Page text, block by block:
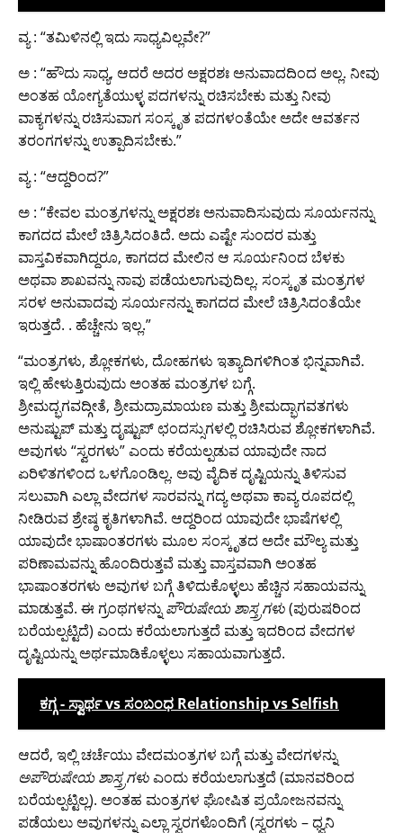
ವ್ಯ : “ತಮಿಳಿನಲ್ಲಿ ಇದು ಸಾಧ್ಯವಿಲ್ಲವೇ?”
ಅ : “ಹೌದು ಸಾಧ್ಯ, ಆದರೆ ಅದರ ಅಕ್ಷರಶಃ ಅನುವಾದದಿಂದ ಅಲ್ಲ. ನೀವು
ಅಂತಹ ಯೋಗ್ಯತೆಯುಳ್ಳ ಪದಗಳನ್ನು ರಚಿಸಬೇಕು ಮತ್ತು ನೀವು
ವಾಕ್ಯಗಳನ್ನು ರಚಿಸುವಾಗ ಸಂಸ್ಕೃತ ಪದಗಳಂತೆಯೇ ಅದೇ ಆವರ್ತನ
ತರಂಗಗಳನ್ನು ಉತ್ಪಾದಿಸಬೇಕು.”
ವ್ಯ : “ಆದ್ದರಿಂದ?”
ಅ : “ಕೇವಲ ಮಂತ್ರಗಳನ್ನು ಅಕ್ಷರಶಃ ಅನುವಾದಿಸುವುದು ಸೂರ್ಯನನ್ನು
ಕಾಗದದ ಮೇಲೆ ಚಿತ್ರಿಸಿದಂತಿದೆ. ಅದು ಎಷ್ಟೇ ಸುಂದರ ಮತ್ತು
ವಾಸ್ತವಿಕವಾಗಿದ್ದರೂ, ಕಾಗದದ ಮೇಲಿನ ಆ ಸೂರ್ಯನಿಂದ ಬೆಳಕು
ಅಥವಾ ಶಾಖವನ್ನು ನಾವು ಪಡೆಯಲಾಗುವುದಿಲ್ಲ. ಸಂಸ್ಕೃತ ಮಂತ್ರಗಳ
ಸರಳ ಅನುವಾದವು ಸೂರ್ಯನನ್ನು ಕಾಗದದ ಮೇಲೆ ಚಿತ್ರಿಸಿದಂತೆಯೇ
ಇರುತ್ತದೆ. . ಹೆಚ್ಚೇನು ಇಲ್ಲ.”
“ಮಂತ್ರಗಳು, ಶ್ಲೋಕಗಳು, ದೋಹಗಳು ಇತ್ಯಾದಿಗಳಿಗಿಂತ ಭಿನ್ನವಾಗಿವೆ.
ಇಲ್ಲಿ ಹೇಳುತ್ತಿರುವುದು ಅಂತಹ ಮಂತ್ರಗಳ ಬಗ್ಗೆ.
ಶ್ರೀಮದ್ಭಗವದ್ಗೀತೆ, ಶ್ರೀಮದ್ರಾಮಾಯಣ ಮತ್ತು ಶ್ರೀಮದ್ಭಾಗವತಗಳು
ಅನುಷ್ಟುಪ್ ಮತ್ತು ದೃಷ್ಟುಪ್ ಛಂದಸ್ಸುಗಳಲ್ಲಿ ರಚಿಸಿರುವ ಶ್ಲೋಕಗಳಾಗಿವೆ.
ಅವುಗಳು “ಸ್ವರಗಳು” ಎಂದು ಕರೆಯಲ್ಪಡುವ ಯಾವುದೇ ನಾದ
ಏರಿಳಿತಗಳಿಂದ ಒಳಗೊಂಡಿಲ್ಲ. ಅವು ವೈದಿಕ ದೃಷ್ಟಿಯನ್ನು ತಿಳಿಸುವ
ಸಲುವಾಗಿ ಎಲ್ಲಾ ವೇದಗಳ ಸಾರವನ್ನು ಗದ್ಯ ಅಥವಾ ಕಾವ್ಯ ರೂಪದಲ್ಲಿ
ನೀಡಿರುವ ಶ್ರೇಷ್ಠ ಕೃತಿಗಳಾಗಿವೆ. ಆದ್ದರಿಂದ ಯಾವುದೇ ಭಾಷೆಗಳಲ್ಲಿ
ಯಾವುದೇ ಭಾಷಾಂತರಗಳು ಮೂಲ ಸಂಸ್ಕೃತದ ಅದೇ ಮೌಲ್ಯ ಮತ್ತು
ಪರಿಣಾಮವನ್ನು ಹೊಂದಿರುತ್ತವೆ ಮತ್ತು ವಾಸ್ತವವಾಗಿ ಅಂತಹ
ಭಾಷಾಂತರಗಳು ಅವುಗಳ ಬಗ್ಗೆ ತಿಳಿದುಕೊಳ್ಳಲು ಹೆಚ್ಚಿನ ಸಹಾಯವನ್ನು
ಮಾಡುತ್ತವೆ. ಈ ಗ್ರಂಥಗಳನ್ನುಪೌರುಷೇಯ ಶಾಸ್ತ್ರಗಳು(ಪುರುಷರಿಂದ
ಬರೆಯಲ್ಪಟ್ಟಿದೆ) ಎಂದು ಕರೆಯಲಾಗುತ್ತದೆ ಮತ್ತು ಇದರಿಂದ ವೇದಗಳ
ದೃಷ್ಟಿಯನ್ನು ಅರ್ಥಮಾಡಿಕೊಳ್ಳಲು ಸಹಾಯವಾಗುತ್ತದೆ.
ಕಗ್ಗ - ಸ್ವಾರ್ಥ vs ಸಂಬಂಧ Relationship vs Selfish
ಆದರೆ, ಇಲ್ಲಿ ಚರ್ಚೆಯು ವೇದಮಂತ್ರಗಳ ಬಗ್ಗೆ ಮತ್ತು ವೇದಗಳನ್ನು
ಅಪೌರುಷೇಯ ಶಾಸ್ತ್ರಗಳುಎಂದು ಕರೆಯಲಾಗುತ್ತದೆ (ಮಾನವರಿಂದ
ಬರೆಯಲ್ಪಟ್ಟಿಲ್ಲ). ಅಂತಹ ಮಂತ್ರಗಳ ಘೋಷಿತ ಪ್ರಯೋಜನವನ್ನು
ಪಡೆಯಲು ಅವುಗಳನ್ನು ಎಲ್ಲಾ ಸ್ವರಗಳೊಂದಿಗೆ (ಸ್ವರಗಳು – ಧ್ವನಿ